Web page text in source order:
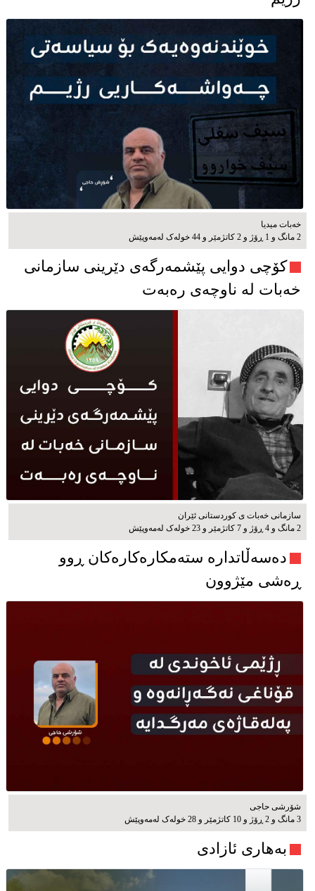
خەبات میدیا
2 مانگ و 1 ڕۆژ و 2 کاتژمێر و 44 خوله‌ک له‌مه‌وپێش‌
کۆچی دوایی پێشمەرگەی دێرینی سازمانی
خەبات لە ناوچەی رەبەت
سازمانی خەبات ی كوردستانی ئێران
2 مانگ و 4 ڕۆژ و 7 کاتژمێر و 23 خوله‌ک له‌مه‌وپێش‌
دەسەڵاتدارە ستەمکارەکارەکان ڕوو
ڕەشی مێژوون
شۆرشی حاجی
3 مانگ و 2 ڕۆژ و 10 کاتژمێر و 28 خوله‌ک له‌مه‌وپێش‌
بەهاری ئازادی